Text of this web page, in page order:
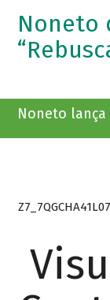
Noneto
Noneto